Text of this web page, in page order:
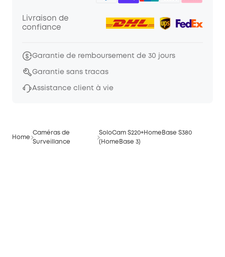
Livraison de
confiance
Garantie de remboursement de 30 jours
Garantie sans tracas
Assistance client à vie
Home
Caméras de
Surveillance
SoloCam S220+HomeBase S380
(HomeBase 3)